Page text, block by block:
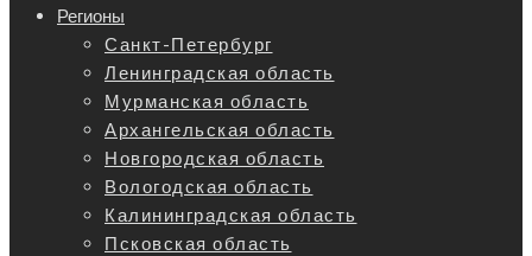
Регионы
Санкт-Петербург
Ленинградская область
Мурманская область
Архангельская область
Новгородская область
Вологодская область
Калининградская область
Псковская область